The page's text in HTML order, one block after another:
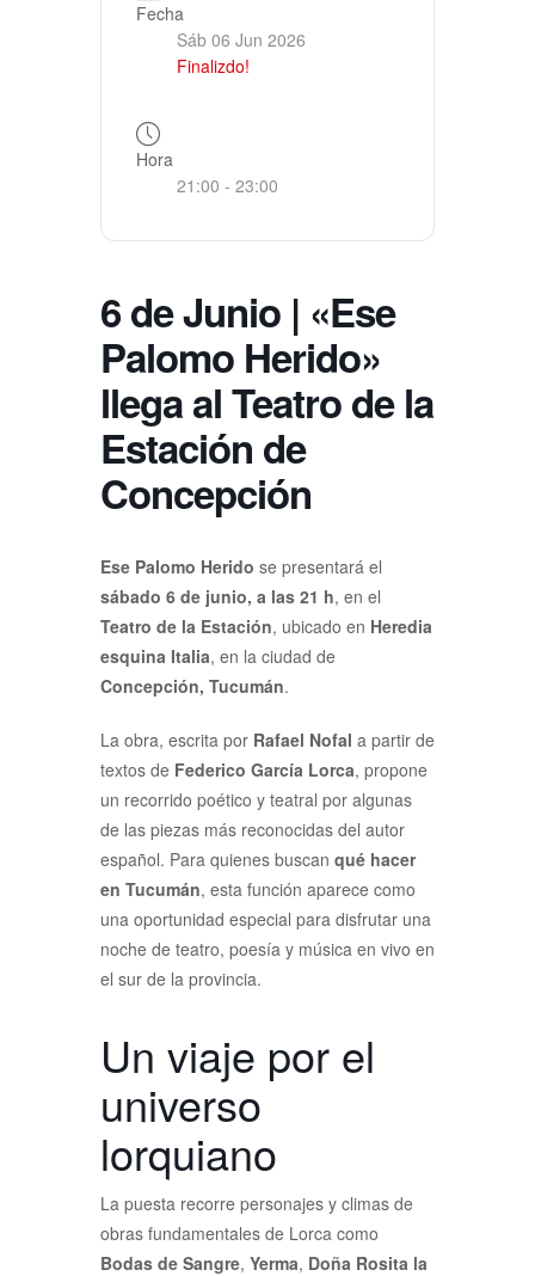
Fecha
Sáb 06 Jun 2026
Finalizdo!
Hora
21:00 - 23:00
6 de Junio | «Ese
Palomo Herido»
llega al Teatro de la
Estación de
Concepción
Ese Palomo Herido se presentará el
sábado 6 de junio, a las 21 h, en el
Teatro de la Estación, ubicado en Heredia
esquina Italia, en la ciudad de
Concepción, Tucumán.
La obra, escrita por Rafael Nofal a partir de
textos de Federico García Lorca, propone
un recorrido poético y teatral por algunas
de las piezas más reconocidas del autor
español. Para quienes buscan qué hacer
en Tucumán, esta función aparece como
una oportunidad especial para disfrutar una
noche de teatro, poesía y música en vivo en
el sur de la provincia.
Un viaje por el
universo
lorquiano
La puesta recorre personajes y climas de
obras fundamentales de Lorca como
Bodas de Sangre, Yerma, Doña Rosita la